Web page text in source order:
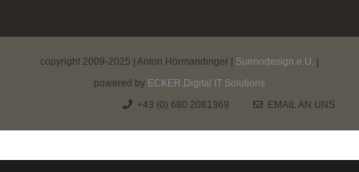
copyright 2009-2025 | Anton Hörmandinger | Suenodesign e.U. |
powered by ECKER.Digital IT Solutions
+43 (0) 680 2081369
EMAIL AN UNS